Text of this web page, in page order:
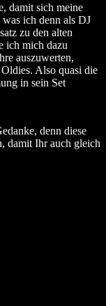
damit sich meine
ich denn als DJ
zu den alten
ich mich dazu
auszuwerten,
Also quasi die
in sein Set
denn diese
damit Ihr auch gleich